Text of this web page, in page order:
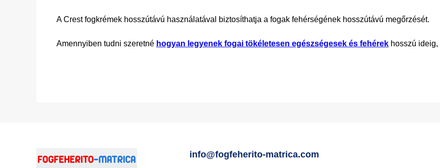
A Crest fogkrémek hosszútávú használatával biztosíthatja a fogak fehérségének hosszútávú megőrzését.
Amennyiben tudni szeretné hogyan legyenek fogai tökéletesen egészségesek és fehérek hosszú
info@fogfeherito-matrica.com